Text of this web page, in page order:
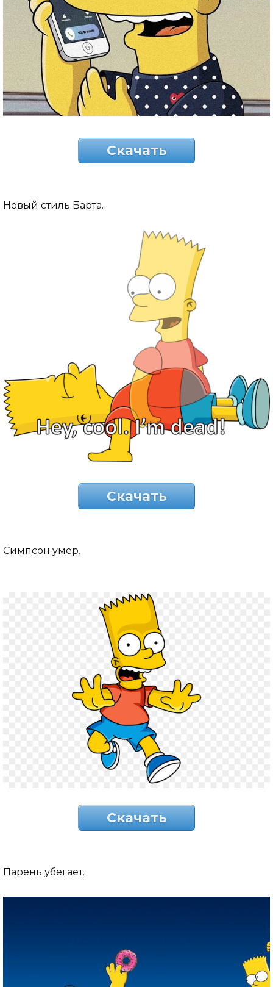
Скачать
Новый стиль Барта.
Скачать
Симпсон умер.
Скачать
Парень убегает.